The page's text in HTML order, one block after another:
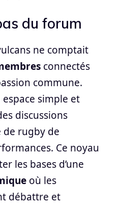
du forum
ne comptait
connectés
commune.
simple et
discussions
de rugby de
Ce noyau
les bases d’une
où les
débattre et